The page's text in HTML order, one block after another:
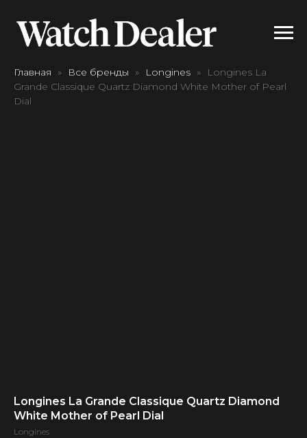
Главная Все бренды Longines
Longines La
Grande Classique Quartz Diamond White Mother of Pearl
Dial
Longines La Grande Classique Quartz Diamond
White Mother of Pearl Dial
Longines